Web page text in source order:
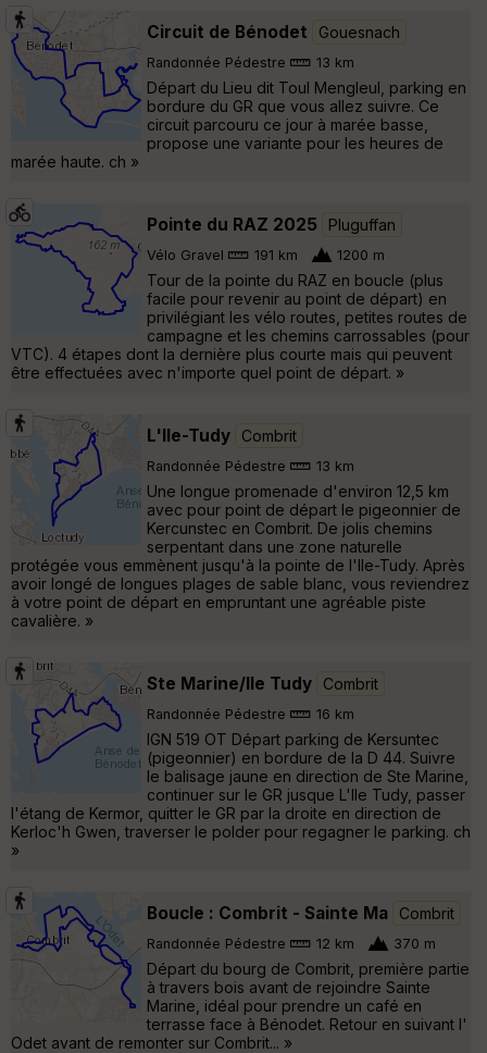
Circuit de Bénodet Gouesnach
Randonnée Pédestre 13 km
Départ du Lieu dit Toul Mengleul, parking en
bordure du GR que vous allez suivre. Ce
circuit parcouru ce jour à marée basse,
propose une variante pour les heures de
marée haute. ch »
Pointe du RAZ 2025 Pluguffan
Vélo Gravel 191 km 1200 m
Tour de la pointe du RAZ en boucle (plus
facile pour revenir au point de départ) en
privilégiant les vélo routes, petites routes de
campagne et les chemins carrossables (pour
VTC). 4 étapes dont la dernière plus courte mais qui peuvent
être effectuées avec n'importe quel point de départ. »
L'Ile-Tudy Combrit
Randonnée Pédestre 13 km
Une longue promenade d'environ 12,5 km
avec pour point de départ le pigeonnier de
Kercunstec en Combrit. De jolis chemins
serpentant dans une zone naturelle
protégée vous emmènent jusqu'à la pointe de l'Ile-Tudy. Après
avoir longé de longues plages de sable blanc, vous reviendrez
à votre point de départ en empruntant une agréable piste
cavalière. »
Ste Marine/Ile Tudy Combrit
Randonnée Pédestre 16 km
IGN 519 OT Départ parking de Kersuntec
(pigeonnier) en bordure de la D 44. Suivre
le balisage jaune en direction de Ste Marine,
continuer sur le GR jusque L'Ile Tudy, passer
l'étang de Kermor, quitter le GR par la droite en direction de
Kerloc'h Gwen, traverser le polder pour regagner le parking. ch
»
Boucle : Combrit - Sainte Ma Combrit
Randonnée Pédestre 12 km 370 m
Départ du bourg de Combrit, première partie
à travers bois avant de rejoindre Sainte
Marine, idéal pour prendre un café en
terrasse face à Bénodet. Retour en suivant l'
Odet avant de remonter sur Combrit... »